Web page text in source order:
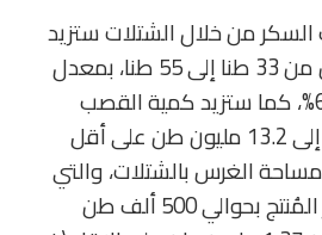
من خلال الشتلات ستزيد
متوسط إنتاجية الفدان من 33 طنا إلى 55 طنا، بمعدل
زيادة يتراوح بين 50-60%، كما ستزيد كمية القصب
المورد للمصانع لتصل إلى 13.2 مليون طن على أقل
الغرس بالشتلات، والتي
تؤدى إلى زيادة السكر المُنتج بحوالي 500 ألف طن